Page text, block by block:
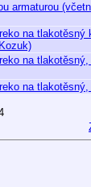
armaturou
na
na
na